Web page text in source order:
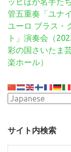
ナ
ビ
ゲ
ー
シ
ン
管五重奏「ユナ
ユーロ ブラス・
ト」演奏会（
彩の国さいたま
楽ホール）
サイト内検索